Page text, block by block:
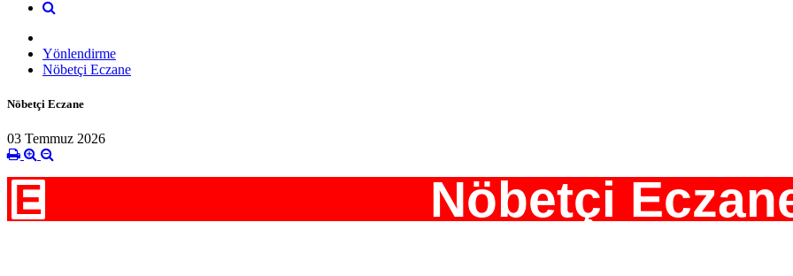
Yönlendirme
Nöbetçi Eczane
Nöbetçi Eczane
03 Temmuz 2026
E Nöbetçi